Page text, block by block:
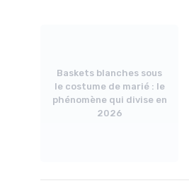
Baskets blanches sous
le costume de marié : le
phénomène qui divise en
2026